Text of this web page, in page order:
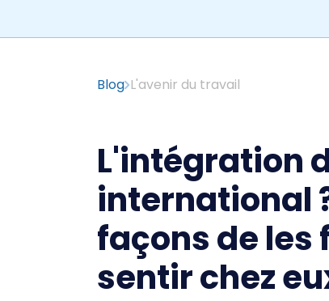
Blog L'avenir du travail
L'intégration
international
façons de les
sentir chez